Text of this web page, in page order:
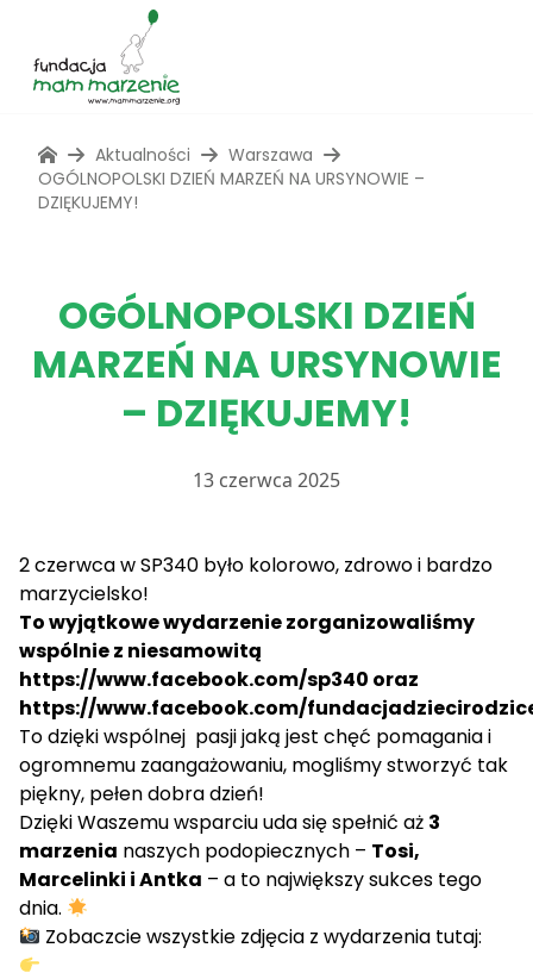
Aktualności
Warszawa
OGÓLNOPOLSKI DZIEŃ MARZEŃ NA URSYNOWIE –
DZIĘKUJEMY!
OGÓLNOPOLSKI DZIEŃ
MARZEŃ NA URSYNOWIE
– DZIĘKUJEMY!
13 czerwca 2025
2 czerwca w SP340 było kolorowo, zdrowo i bardzo
marzycielsko!
To wyjątkowe wydarzenie zorganizowaliśmy
wspólnie z niesamowitą
https://www.facebook.com/sp340 oraz
https://www.facebook.com/
To dzięki wspólnej pasji jaką jest chęć pomagania i
ogromnemu zaangażowaniu, mogliśmy stworzyć tak
piękny, pełen dobra dzień!
Dzięki Waszemu wsparciu uda się spełnić aż 3
marzenia naszych podopiecznych – Tosi,
Marcelinki i Antka – a to największy sukces tego
dnia.
Zobaczcie wszystkie zdjęcia z wydarzenia tutaj: